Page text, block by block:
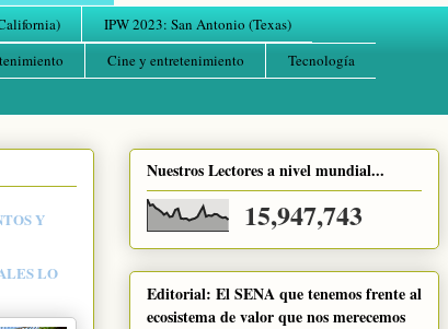
IPW 2023: San Antonio (Texas)
Cine y entretenimiento
Tecnología
Y
LO
Nuestros Lectores a nivel mundial...
15,947,743
Editorial: El SENA que tenemos frente al
ecosistema de valor que nos merecemos